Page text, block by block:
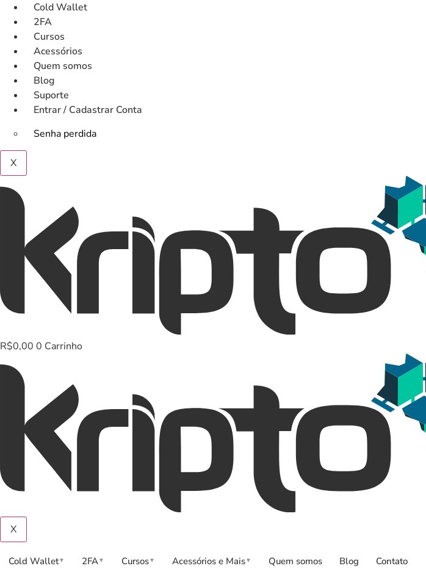
para
conteúdo
Cold Wallet
2FA
Cursos
Acessórios
Quem somos
Blog
Suporte
Entrar / Cadastrar Conta
Senha perdida
X
R$0,00 0 Carrinho
X
Cold Wallet▼ 2FA▼ Cursos▼ Acessórios e Mais▼ Quem somos Blog Contato